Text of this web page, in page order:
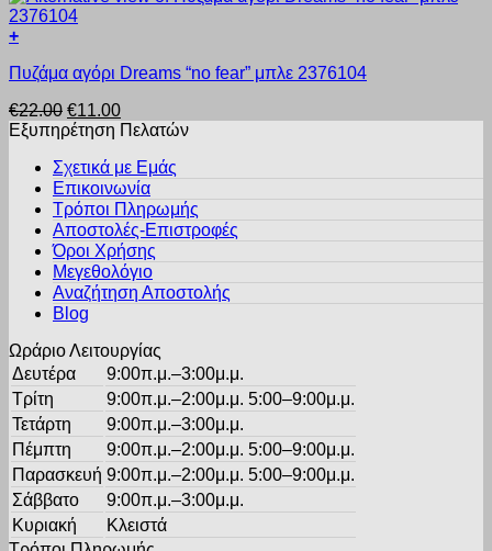
μπορούν
να
στη
του
προϊόντος
+
το
έχει
πολλαπλές
επιλογές
μπορούν
επιλεγούν
σελίδα
Πυζάμα αγόρι Dreams “no fear” μπλε 2376104
€22.00 Original
price
€22.00.
€11.00Η
τρέχουσα
είναι:
€11.00.
Εξυπηρέτηση Πελατών
Σχετικά με Εμάς
Επικοινωνία
Τρόποι Πληρωμής
Αποστολές-Επιστροφές
Όροι Χρήσης
Μεγεθολόγιο
Αναζήτηση Αποστολής
Blog
Ωράριο Λειτουργίας
Δευτέρα
9:00π.μ.–3:00μ.μ.
Τρίτη
9:00π.μ.–2:00μ.μ. 5:00–9:00μ.μ.
Τετάρτη
9:00π.μ.–3:00μ.μ.
Πέμπτη
9:00π.μ.–2:00μ.μ. 5:00–9:00μ.μ.
Παρασκευή 9:00π.μ.–2:00μ.μ. 5:00–9:00μ.μ.
Σάββατο
9:00π.μ.–3:00μ.μ.
Κυριακή
Κλειστά